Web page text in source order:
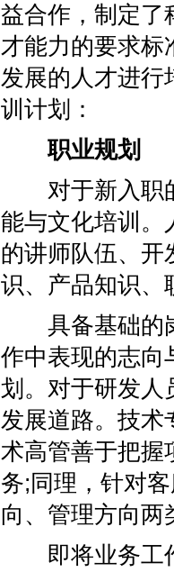
益合作，制定了
才能力的要求标
发展的人才进行
训计划：
职业规划
对于新入职的
能与文化培训。
的讲师队伍、开
识、产品知识、
具备基础的岗
作中表现的志向
划。对于研发人
发展道路。技术
术高管善于把握
务;同理，针对
向、管理方向两
即将业务工作